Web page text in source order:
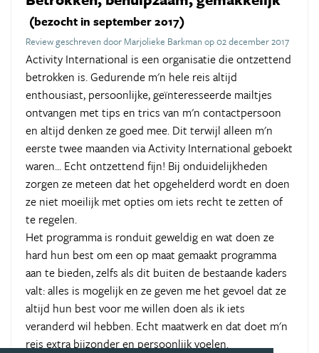
(bezocht in september 2017)
Review geschreven door Marjolieke Barkman op 02 december 2017
Activity International is een organisatie die ontzettend
betrokken is. Gedurende m'n hele reis altijd
enthousiast, persoonlijke, geïnteresseerde mailtjes
ontvangen met tips en trics van m'n contactpersoon
en altijd denken ze goed mee. Dit terwijl alleen m'n
eerste twee maanden via Activity International geboekt
waren... Echt ontzettend fijn! Bij onduidelijkheden
zorgen ze meteen dat het opgehelderd wordt en doen
ze niet moeilijk met opties om iets recht te zetten of
te regelen.
Het programma is ronduit geweldig en wat doen ze
hard hun best om een op maat gemaakt programma
aan te bieden, zelfs als dit buiten de bestaande kaders
valt: alles is mogelijk en ze geven me het gevoel dat ze
altijd hun best voor me willen doen als ik iets
veranderd wil hebben. Echt maatwerk en dat doet m'n
reis extra bijzonder en persoonlijk voelen.